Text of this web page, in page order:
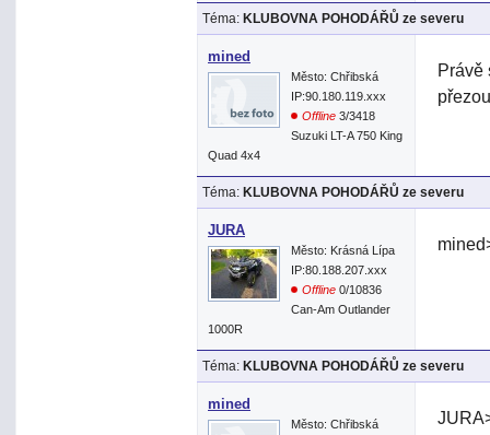
Téma: KLUBOVNA POHODÁŘŮ ze severu
mined
Město: Chřibská
IP:90.180.119.xxx
Offline 3/3418
Suzuki LT-A 750 King
Quad 4x4
Právě
Téma: KLUBOVNA POHODÁŘŮ ze severu
JURA
Město: Krásná Lípa
IP:80.188.207.xxx
Offline 0/10836
Can-Am Outlander
1000R
Téma: KLUBOVNA POHODÁŘŮ ze severu
mined
Město: Chřibská